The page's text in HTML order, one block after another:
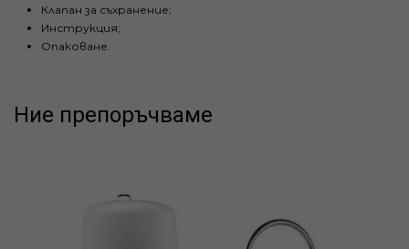
Клапан за съхранение;
Инструкция;
Опаковане.
Ние препоръчваме